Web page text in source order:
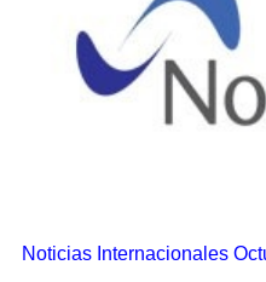
Noticias Internacionales